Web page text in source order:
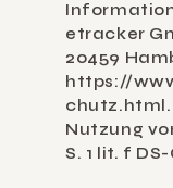
etracker
20459
https://
Nutzung
S. 1 lit. f